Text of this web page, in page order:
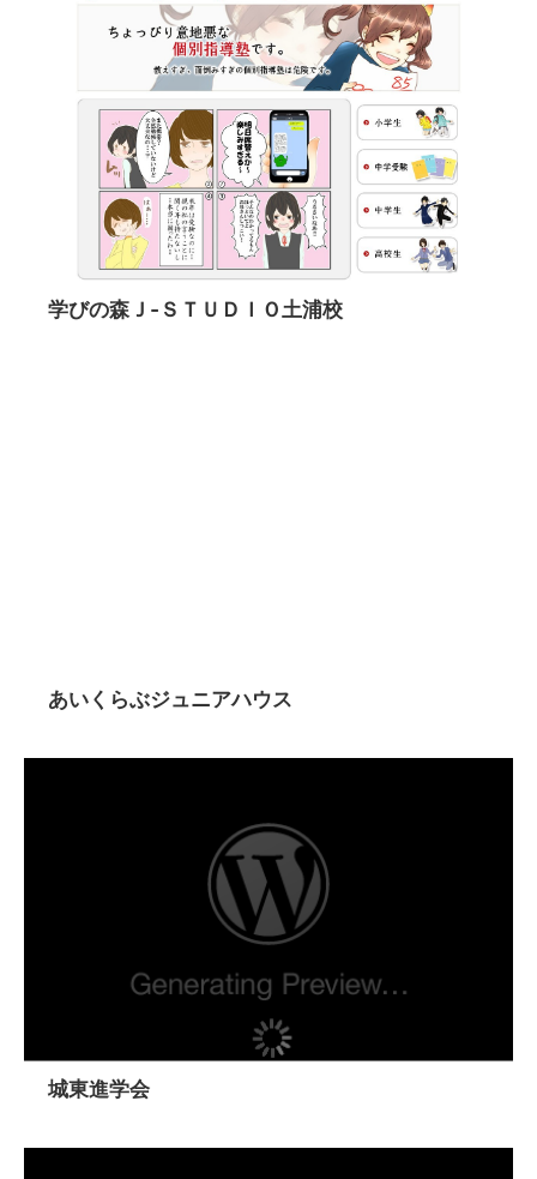
学びの森Ｊ‐ＳＴＵＤＩＯ土浦校
あいくらぶジュニアハウス
城東進学会